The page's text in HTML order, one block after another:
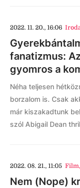
2022. 11. 20., 16:06
fanatizmus:
gyomros a
Néha teljesen
borzalom is. Csak
már kiszakadtunk
szól Abigail Dean
2022. 08. 21., 11:05 Film,
Nem (Nope)